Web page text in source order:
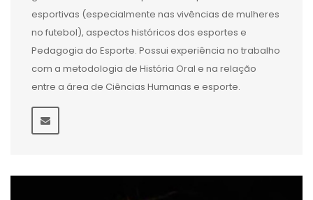
esportivas (especialmente nas vivências de mulheres
no futebol), aspectos históricos dos esportes e
Pedagogia do Esporte. Possui experiência no trabalho
com a metodologia de História Oral e na relação
entre a área de Ciências Humanas e esporte.